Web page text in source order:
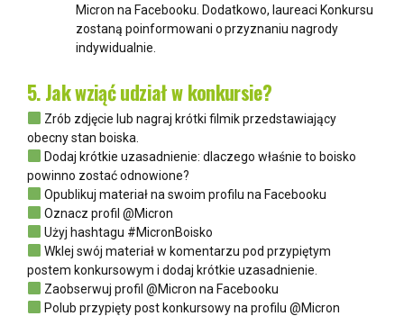
Micron na Facebooku. Dodatkowo, laureaci Konkursu
zostaną poinformowani o przyznaniu nagrody
indywidualnie.
5. Jak wziąć udział w konkursie?
Zrób zdjęcie lub nagraj krótki filmik przedstawiający
obecny stan boiska.
Dodaj krótkie uzasadnienie: dlaczego właśnie to boisko
powinno zostać odnowione?
Opublikuj materiał na swoim profilu na Facebooku
Oznacz profil @Micron
Użyj hashtagu #MicronBoisko
Wklej swój materiał w komentarzu pod przypiętym
postem konkursowym i dodaj krótkie uzasadnienie.
Zaobserwuj profil @Micron na Facebooku
Polub przypięty post konkursowy na profilu @Micron